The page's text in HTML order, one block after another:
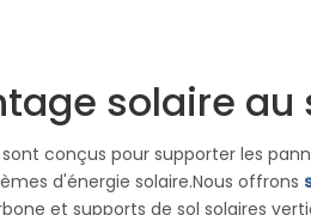
Structure de bâti de système
solaire au
sont conçus pour supporter les
d'énergie solaire.Nous offrons
et supports de sol solaires